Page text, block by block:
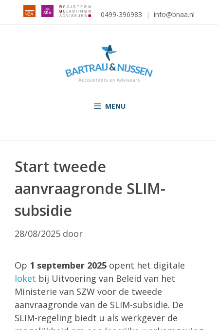
0499-396983 | info@bnaa.nl
MENU
Start tweede
aanvraagronde SLIM-
subsidie
28/08/2025 door
Op 1 september 2025 opent het digitale
loket bij Uitvoering van Beleid van het
Ministerie van SZW voor de tweede
aanvraagronde van de SLIM-subsidie. De
SLIM-regeling biedt u als werkgever de